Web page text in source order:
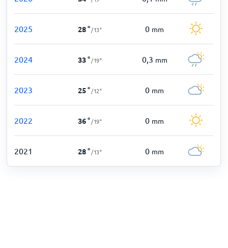
2025 28° /13° 0 mm
2024 33° /19° 0,3 mm
2023 25° /12° 0 mm
2022 36° /19° 0 mm
2021 28° /13° 0 mm